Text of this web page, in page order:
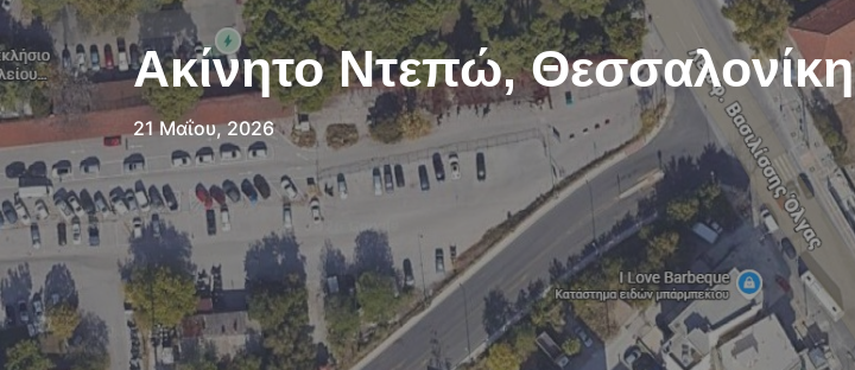
Ακίνητο Ντεπώ, Θεσσαλονίκη
21 Μαΐου, 2026